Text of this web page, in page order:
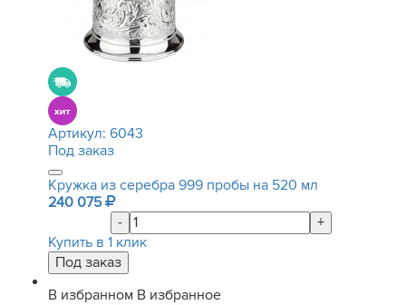
Артикул: 6043
Под заказ
Кружка из серебра 999 пробы на 520 мл
240 075
-
+
Купить в 1 клик
В избранном В избранное